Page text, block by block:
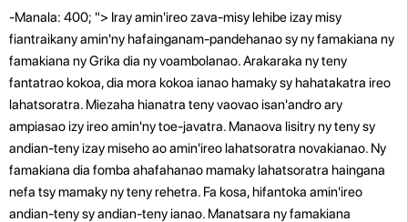
-Manala: 400; "> Iray amin'ireo zava-misy lehibe izay misy
fiantraikany amin'ny hafainganam-pandehanao sy ny famakiana ny
famakiana ny Grika dia ny voambolanao. Arakaraka ny teny
fantatrao kokoa, dia mora kokoa ianao hamaky sy hahatakatra ireo
lahatsoratra. Miezaha hianatra teny vaovao isan'andro ary
ampiasao izy ireo amin'ny toe-javatra. Manaova lisitry ny teny sy
andian-teny izay miseho ao amin'ireo lahatsoratra novakianao. Ny
famakiana dia fomba ahafahanao mamaky lahatsoratra haingana
nefa tsy mamaky ny teny rehetra. Fa kosa, hifantoka amin'ireo
andian-teny sy andian-teny ianao. Manatsara ny famakiana